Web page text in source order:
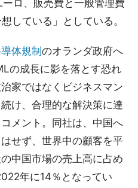
ロ、販売費と一般管理費
している」としている。
体規制のオランダ政府へ
の成長に影を落とす恐れ
家ではなくビジネスマン
け、合理的な解決策に達
メント。同社は、中国へ
せず、世界中の顧客を平
中国市場の売上高に占め
年に14％となってい